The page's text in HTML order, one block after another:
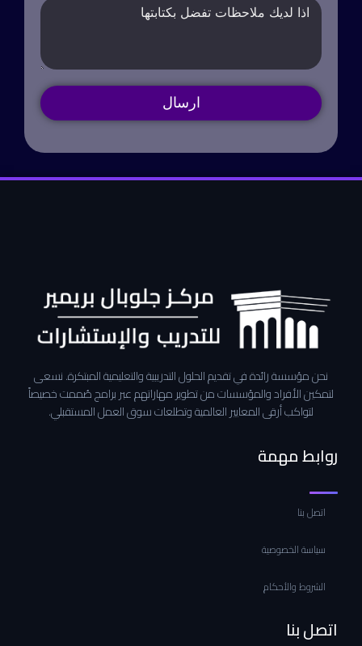
ارسال
نحن مؤسسة رائدة في تقديم الحلول التدريبية والتعليمية المبتكرة. نسعى
لتمكين الأفراد والمؤسسات من تطوير مهاراتهم عبر برامج صُممت خصيصاً
لتواكب أرقى المعايير العالمية وتطلعات سوق العمل المستقبلي.
روابط مهمة
اتصل بنا
سياسة الخصوصية
الشروط والأحكام
اتصل بنا